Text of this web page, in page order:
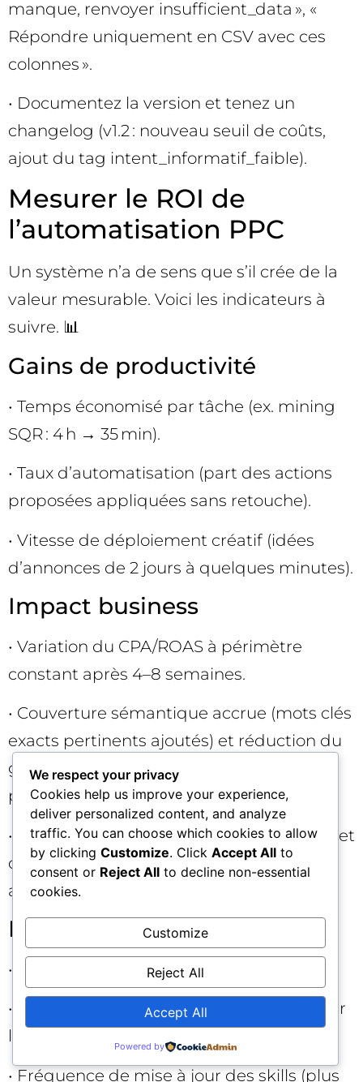
manque, renvoyer insufficient_data », «
Répondre uniquement en CSV avec ces
colonnes ».
• Documentez la version et tenez un
changelog (v1.2 : nouveau seuil de coûts,
ajout du tag intent_informatif_faible).
Mesurer le ROI de
l’automatisation PPC
Un système n’a de sens que s’il crée de la
valeur mesurable. Voici les indicateurs à
suivre. 📊
Gains de productivité
• Temps économisé par tâche (ex. mining
SQR : 4 h → 35 min).
• Taux d’automatisation (part des actions
proposées appliquées sans retouche).
• Vitesse de déploiement créatif (idées
d’annonces de 2 jours à quelques minutes).
Impact business
• Variation du CPA/ROAS à périmètre
constant après 4–8 semaines.
• Couverture sémantique accrue (mots clés
exacts pertinents ajoutés) et réduction du
gaspillage (coût sauvé via négatives
pertinentes).
• Qualité des assets : amélioration du CTR et
du taux de conv. liés aux nouvelles
annonces.
Fiabilité et adoption
• Taux d’erreurs post‑déploiement.
• Satisfaction des équipes (NPS interne sur
l’utilité et la confiance).
• Fréquence de mise à jour des skills (plus
We respect your privacy
Cookies help us improve your experience,
deliver personalized content, and analyze
traffic. You can choose which cookies to allow
by clicking Customize. Click Accept All to
consent or Reject All to decline non-essential
cookies.
Customize
Reject All
Accept All
Powered by